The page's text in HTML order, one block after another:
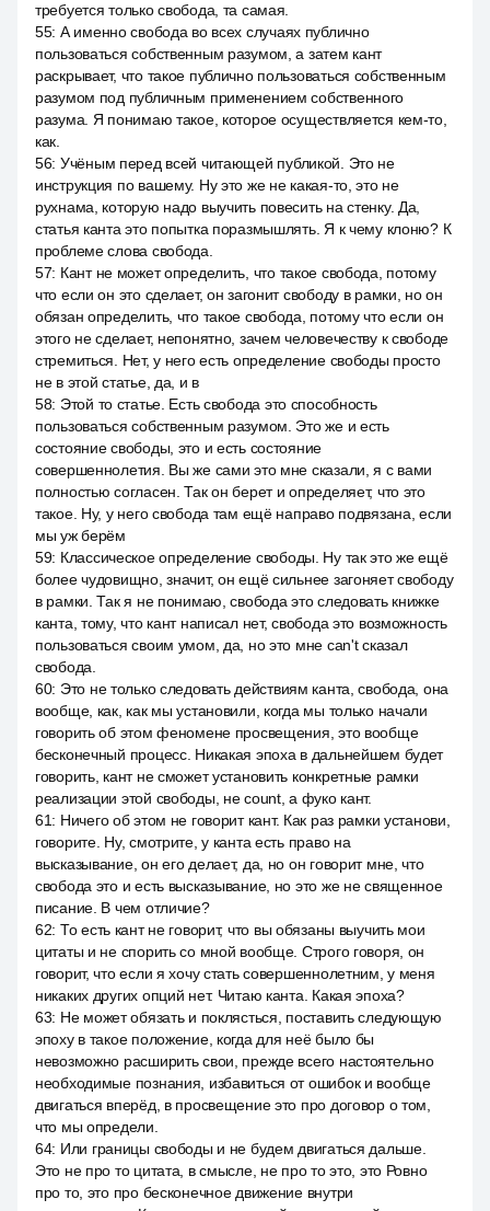
требуется только свобода, та самая.
55: А именно свобода во всех случаях публично
пользоваться собственным разумом, а затем кант
раскрывает, что такое публично пользоваться собственным
разумом под публичным применением собственного
разума. Я понимаю такое, которое осуществляется кем-то,
как.
56: Учёным перед всей читающей публикой. Это не
инструкция по вашему. Ну это же не какая-то, это не
рухнама, которую надо выучить повесить на стенку. Да,
статья канта это попытка поразмышлять. Я к чему клоню? К
проблеме слова свобода.
57: Кант не может определить, что такое свобода, потому
что если он это сделает, он загонит свободу в рамки, но он
обязан определить, что такое свобода, потому что если он
этого не сделает, непонятно, зачем человечеству к свободе
стремиться. Нет, у него есть определение свободы просто
не в этой статье, да, и в
58: Этой то статье. Есть свобода это способность
пользоваться собственным разумом. Это же и есть
состояние свободы, это и есть состояние
совершеннолетия. Вы же сами это мне сказали, я с вами
полностью согласен. Так он берет и определяет, что это
такое. Ну, у него свобода там ещё направо подвязана, если
мы уж берём
59: Классическое определение свободы. Ну так это же ещё
более чудовищно, значит, он ещё сильнее загоняет свободу
в рамки. Так я не понимаю, свобода это следовать книжке
канта, тому, что кант написал нет, свобода это возможность
пользоваться своим умом, да, но это мне can't сказал
свобода.
60: Это не только следовать действиям канта, свобода, она
вообще, как, как мы установили, когда мы только начали
говорить об этом феномене просвещения, это вообще
бесконечный процесс. Никакая эпоха в дальнейшем будет
говорить, кант не сможет установить конкретные рамки
реализации этой свободы, не count, а фуко кант.
61: Ничего об этом не говорит кант. Как раз рамки установи,
говорите. Ну, смотрите, у канта есть право на
высказывание, он его делает, да, но он говорит мне, что
свобода это и есть высказывание, но это же не священное
писание. В чем отличие?
62: То есть кант не говорит, что вы обязаны выучить мои
цитаты и не спорить со мной вообще. Строго говоря, он
говорит, что если я хочу стать совершеннолетним, у меня
никаких других опций нет. Читаю канта. Какая эпоха?
63: Не может обязать и поклясться, поставить следующую
эпоху в такое положение, когда для неё было бы
невозможно расширить свои, прежде всего настоятельно
необходимые познания, избавиться от ошибок и вообще
двигаться вперёд, в просвещение это про договор о том,
что мы определи.
64: Или границы свободы и не будем двигаться дальше.
Это не про то цитата, в смысле, не про то это, это Ровно
про то, это про бесконечное движение внутри